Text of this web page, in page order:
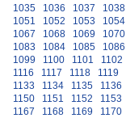
1035
1036 1037 1038
1051
1052 1053 1054
1067
1068 1069 1070
1083
1084 1085 1086
1099
1100 1101 1102
1116
1117 1118 1119
1133
1134 1135 1136
1150
1151 1152 1153
1167
1168 1169 1170